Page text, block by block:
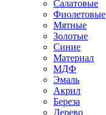
Салатовые
Фиолетовые
Мятные
Золотые
Синие
Материал
МДФ
Эмаль
Акрил
Береза
Дерево